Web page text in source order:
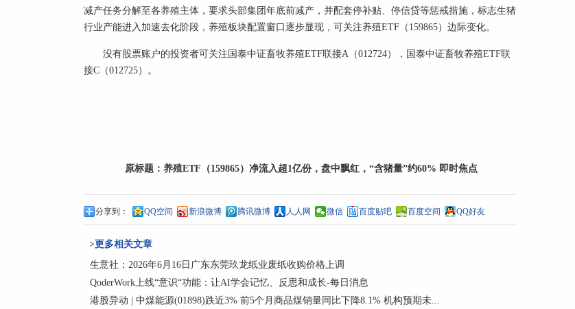
减产任务分解至各养殖主体，要求头部集团年底前减产，并配套停补贴、停信贷等惩戒措施，标志生猪
行业产能进入加速去化阶段，养殖板块配置窗口逐步显现，可关注养殖ETF（159865）边际变化。
没有股票账户的投资者可关注国泰中证畜牧养殖ETF联接A（012724），国泰中证畜牧养殖ETF联
接C（012725）。
原标题： 养殖ETF（159865）净流入超1亿份，盘中飘红，“含猪量”约60% 即时焦点
分享到： QQ空间 新浪微博 腾讯微博 人人网 微信 百度贴吧 百度空间 QQ好友
>更多相关文章
生意社：2026年6月16日广东东莞玖龙纸业废纸收购价格上调
QoderWork上线“意识“功能：让AI学会记忆、反思和成长-每日消息
港股异动 | 中煤能源(01898)跌近3% 前5个月商品煤销量同比下降8.1% 机构预期未...